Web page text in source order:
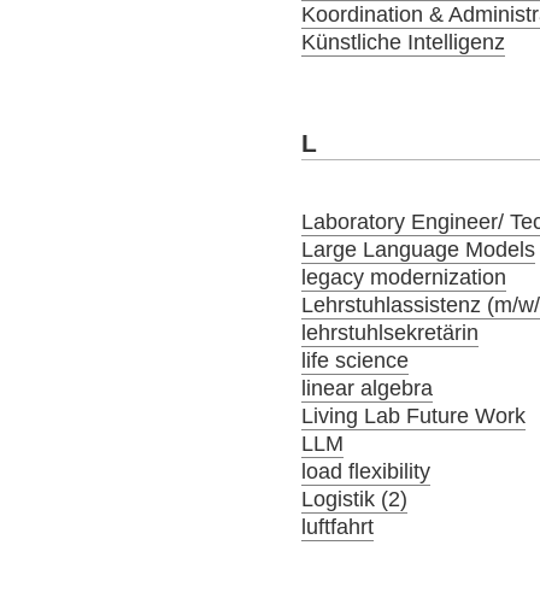
Koordination &
Künstliche Intelligenz
L
Laboratory Engineer/
Large Language Models
legacy modernization
Lehrstuhlassistenz (m/
lehrstuhlsekretärin
life science
linear algebra
Living Lab Future Work
LLM
load flexibility
Logistik (2)
luftfahrt